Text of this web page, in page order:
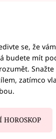
se, že
budete mít
Snažte
zatímco
HOROSKOP